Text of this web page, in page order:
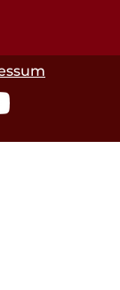
YouTube